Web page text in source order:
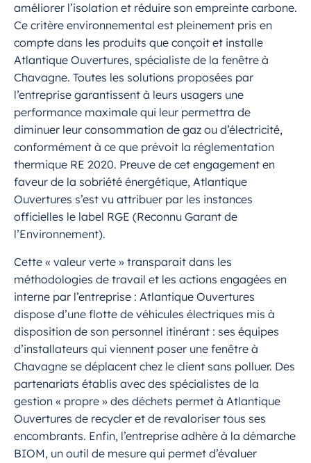
améliorer l’isolation et réduire son empreinte carbone.
Ce critère environnemental est pleinement pris en
compte dans les produits que conçoit et installe
Atlantique Ouvertures, spécialiste de la fenêtre à
Chavagne. Toutes les solutions proposées par
l’entreprise garantissent à leurs usagers une
performance maximale qui leur permettra de
diminuer leur consommation de gaz ou d’électricité,
conformément à ce que prévoit la réglementation
thermique RE 2020. Preuve de cet engagement en
faveur de la sobriété énergétique, Atlantique
Ouvertures s’est vu attribuer par les instances
officielles le label RGE (Reconnu Garant de
l’Environnement).
Cette « valeur verte » transparait dans les
méthodologies de travail et les actions engagées en
interne par l’entreprise : Atlantique Ouvertures
dispose d’une flotte de véhicules électriques mis à
disposition de son personnel itinérant : ses équipes
d’installateurs qui viennent poser une fenêtre à
Chavagne se déplacent chez le client sans polluer. Des
partenariats établis avec des spécialistes de la
gestion « propre » des déchets permet à Atlantique
Ouvertures de recycler et de revaloriser tous ses
encombrants. Enfin, l’entreprise adhère à la démarche
BIOM, un outil de mesure qui permet d’évaluer